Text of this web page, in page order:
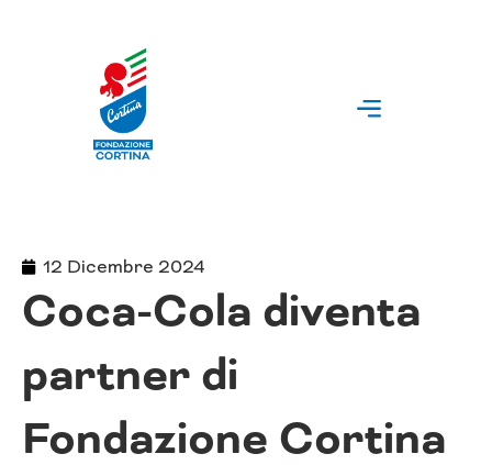
12 Dicembre 2024
Coca-Cola diventa
partner di
Fondazione Cortina